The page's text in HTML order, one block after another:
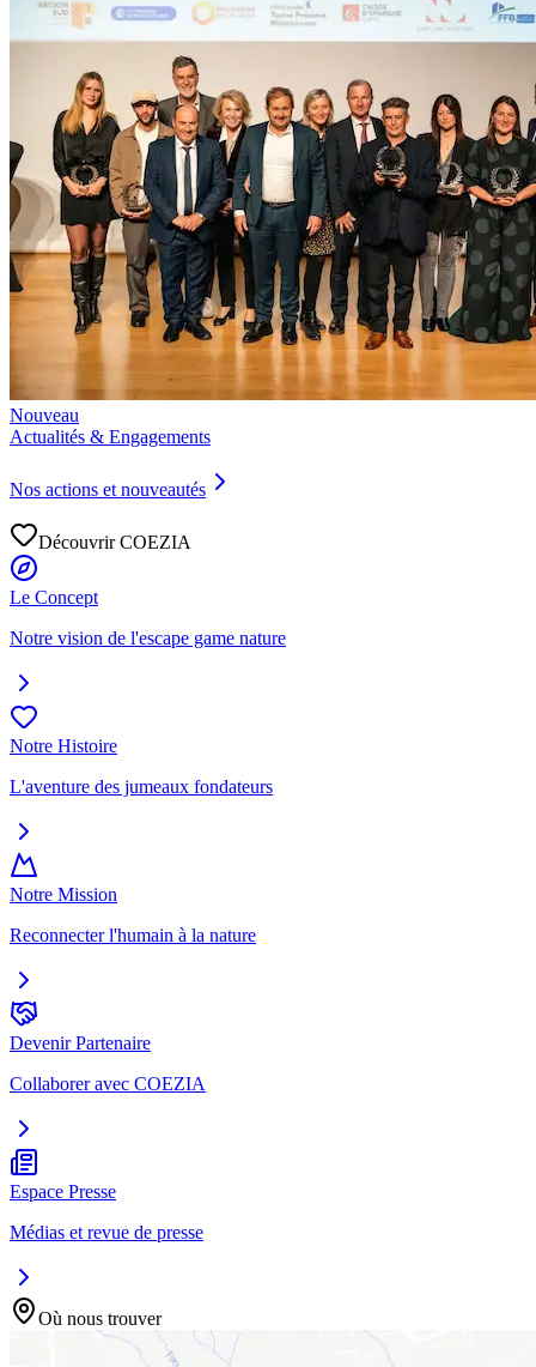
Nouveau
Actualités & Engagements
Nos actions et nouveautés
Découvrir COEZIA
Le Concept
Notre vision de l'escape game nature
Notre Histoire
L'aventure des jumeaux fondateurs
Notre Mission
Reconnecter l'humain à la nature
Devenir Partenaire
Collaborer avec COEZIA
Espace Presse
Médias et revue de presse
Où nous trouver